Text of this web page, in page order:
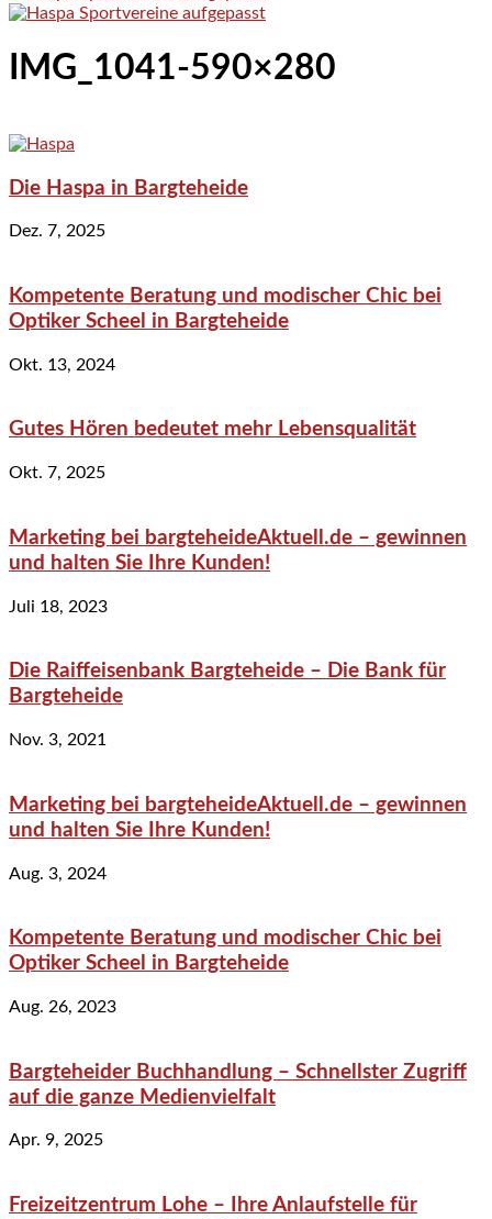
IMG_1041-590×280
Die Haspa in Bargteheide
Dez. 7, 2025
Kompetente Beratung und modischer Chic bei
Optiker Scheel in Bargteheide
Okt. 13, 2024
Gutes Hören bedeutet mehr Lebensqualität
Okt. 7, 2025
Marketing bei bargteheideAktuell.de – gewinnen
und halten Sie Ihre Kunden!
Juli 18, 2023
Die Raiffeisenbank Bargteheide – Die Bank für
Bargteheide
Nov. 3, 2021
Marketing bei bargteheideAktuell.de – gewinnen
und halten Sie Ihre Kunden!
Aug. 3, 2024
Kompetente Beratung und modischer Chic bei
Optiker Scheel in Bargteheide
Aug. 26, 2023
Bargteheider Buchhandlung – Schnellster Zugriff
auf die ganze Medienvielfalt
Apr. 9, 2025
Freizeitzentrum Lohe – Ihre Anlaufstelle für